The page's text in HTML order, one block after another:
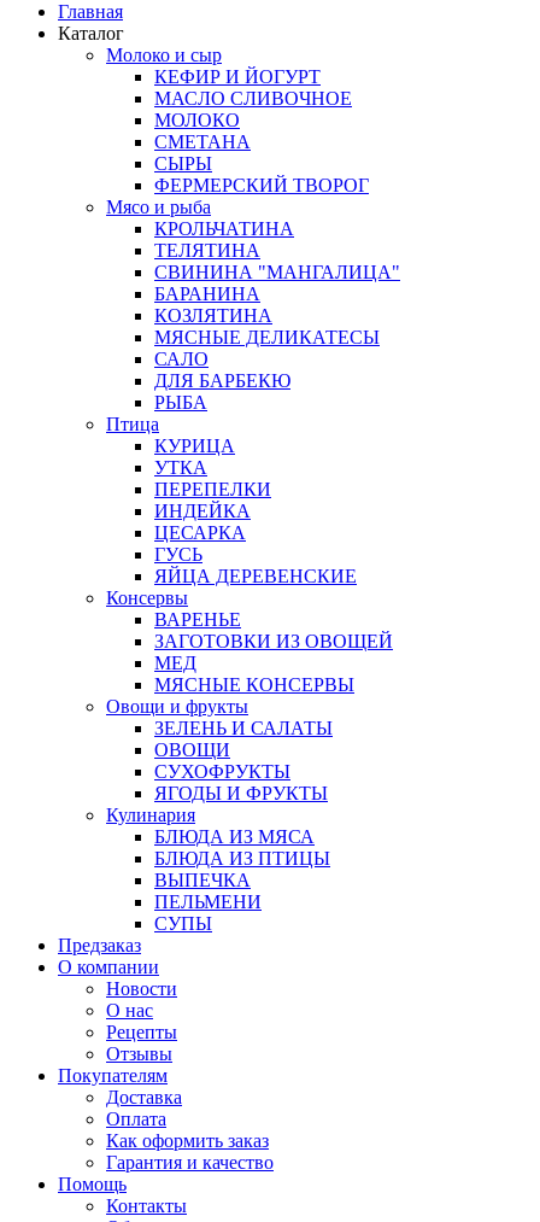
Главная
Каталог
Молоко и сыр
КЕФИР И ЙОГУРТ
МАСЛО СЛИВОЧНОЕ
МОЛОКО
СМЕТАНА
СЫРЫ
ФЕРМЕРСКИЙ ТВОРОГ
Мясо и рыба
КРОЛЬЧАТИНА
ТЕЛЯТИНА
СВИНИНА "МАНГАЛИЦА"
БАРАНИНА
КОЗЛЯТИНА
МЯСНЫЕ ДЕЛИКАТЕСЫ
САЛО
ДЛЯ БАРБЕКЮ
РЫБА
Птица
КУРИЦА
УТКА
ПЕРЕПЕЛКИ
ИНДЕЙКА
ЦЕСАРКА
ГУСЬ
ЯЙЦА ДЕРЕВЕНСКИЕ
Консервы
ВАРЕНЬЕ
ЗАГОТОВКИ ИЗ ОВОЩЕЙ
МЕД
МЯСНЫЕ КОНСЕРВЫ
Овощи и фрукты
ЗЕЛЕНЬ И САЛАТЫ
ОВОЩИ
СУХОФРУКТЫ
ЯГОДЫ И ФРУКТЫ
Кулинария
БЛЮДА ИЗ МЯСА
БЛЮДА ИЗ ПТИЦЫ
ВЫПЕЧКА
ПЕЛЬМЕНИ
СУПЫ
Предзаказ
О компании
Новости
О нас
Рецепты
Отзывы
Покупателям
Доставка
Оплата
Как оформить заказ
Гарантия и качество
Помощь
Контакты